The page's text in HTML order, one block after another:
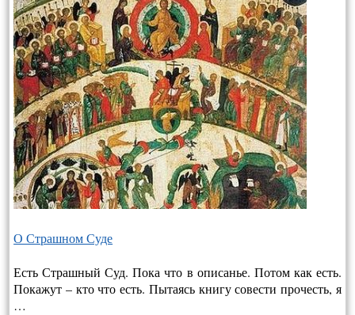
О Страшном Суде
Есть Страшный Суд. Пока что в описанье. Потом как есть.
Покажут – кто что есть. Пытаясь книгу совести прочесть, я
…